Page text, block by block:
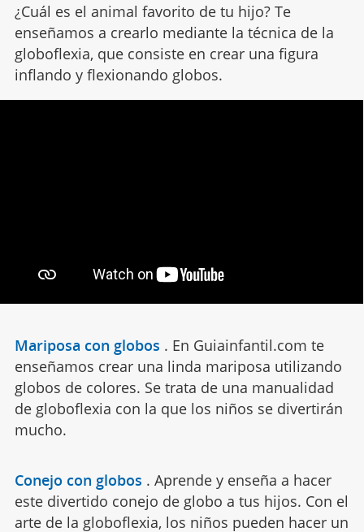
¿Cuál es el animal favorito de tu hijo? Te
enseñamos a crearlo mediante la técnica de la
globoflexia, que consiste en crear una figura
inflando y flexionando globos.
Mariposa con globos . En Guiainfantil.com te
enseñamos crear una linda mariposa utilizando
globos de colores. Se trata de una manualidad
de globoflexia con la que los niños se divertirán
mucho.
Conejo con globos . Aprende y enseña a hacer
este divertido conejo de globo a tus hijos. Con el
arte de la globoflexia, los niños pueden hacer un